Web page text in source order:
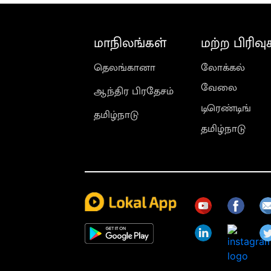
மாநிலங்கள்
தெலங்கானா
ஆந்திர பிரதேசம்
தமிழ்நாடு
மற்ற
லோக்கல்
வேலை
டிரெண்டிங்
தமிழ்நாடு